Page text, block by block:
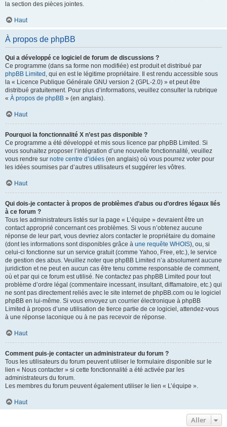
la section des pièces jointes.
Haut
À propos de phpBB
Qui a développé ce logiciel de forum de discussions ?
Ce programme (dans sa forme non modifiée) est produit et distribué par
phpBB Limited , qui en est le légitime propriétaire. Il est rendu accessible sous
la « Licence Publique Générale GNU version 2 (GPL-2.0) » et peut être
distribué gratuitement. Pour plus d’informations, veuillez consulter la rubrique
« À propos de phpBB » (en anglais).
Haut
Pourquoi la fonctionnalité X n’est pas disponible ?
Ce programme a été développé et mis sous licence par phpBB Limited. Si
vous souhaitez proposer l’intégration d’une nouvelle fonctionnalité, veuillez
vous rendre sur notre centre d’idées (en anglais) où vous pourrez voter pour
les idées soumises par d’autres utilisateurs et suggérer les vôtres.
Haut
Qui dois-je contacter à propos de problèmes d’abus ou d’ordres légaux liés
à ce forum ?
Tous les administrateurs listés sur la page « L’équipe » devraient être un
contact approprié concernant ces problèmes. Si vous n’obtenez aucune
réponse de leur part, vous devriez alors contacter le propriétaire du domaine
(dont les informations sont disponibles grâce à une requête WHOIS), ou, si
celui-ci fonctionne sur un service gratuit (comme Yahoo, Free, etc.), le service
de gestion des abus. Veuillez noter que phpBB Limited n’a absolument aucune
juridiction et ne peut en aucun cas être tenu comme responsable de comment,
où et par qui ce forum est utilisé. Ne contactez pas phpBB Limited pour tout
problème d’ordre légal (commentaire incessant, insultant, diffamatoire, etc.) qui
ne sont pas directement reliés avec le site internet de phpBB.com ou le logiciel
phpBB en lui-même. Si vous envoyez un courrier électronique à phpBB
Limited à propos d’une utilisation de tierce partie de ce logiciel, attendez-vous
à une réponse laconique ou à ne pas recevoir de réponse.
Haut
Comment puis-je contacter un administrateur du forum ?
Tous les utilisateurs du forum peuvent utiliser le formulaire disponible sur le
lien « Nous contacter » si cette fonctionnalité a été activée par les
administrateurs du forum.
Les membres du forum peuvent également utiliser le lien « L’équipe ».
Haut
Aller